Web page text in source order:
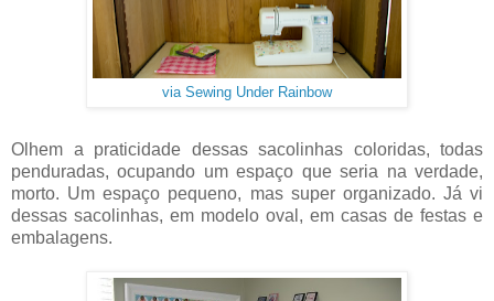
via Sewing Under Rainbow
Olhem a praticidade dessas sacolinhas coloridas, todas
penduradas, ocupando um espaço que seria na verdade,
morto. Um espaço pequeno, mas super organizado. Já vi
dessas sacolinhas, em modelo oval, em casas de festas e
embalagens.